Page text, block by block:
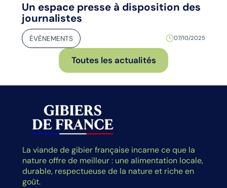
Un espace presse à disposition des
journalistes
ÉVÈNEMENTS 07/10/2025
Toutes les actualités
La viande de gibier française incarne ce que la
nature offre de meilleur : une alimentation locale,
durable, respectueuse de la nature et riche en
goût.